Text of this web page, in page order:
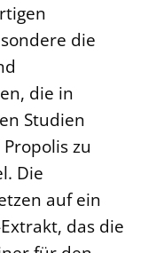
die
die in
Studien
zu
Die
auf ein
das die